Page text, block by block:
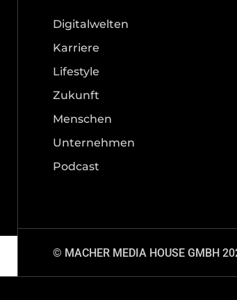
Digitalwelten
Karriere
Lifestyle
Zukunft
Menschen
Unternehmen
Podcast
© MACHER MEDIA HOUSE GMBH